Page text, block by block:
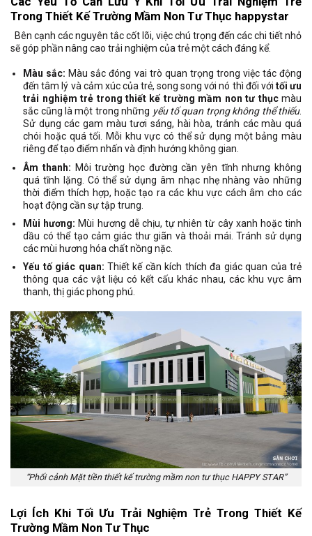
Trong Thiết Kế Trường Mầm Non Tư Thục happystar
Bên cạnh các nguyên tắc cốt lõi, việc chú trọng đến các chi tiết nhỏ
sẽ góp phần nâng cao trải nghiệm của trẻ một cách đáng kể.
Màu sắc: Màu sắc đóng vai trò quan trọng trong việc tác động
đến tâm lý và cảm xúc của trẻ, song song với nó thì đối với tối ưu
trải nghiệm trẻ trong thiết kế trường mầm non tư thụcmàu
sắc cũng là một trong những yếu tố quan trọng không thể thiếu.
Sử dụng các gam màu tươi sáng, hài hòa, tránh các màu quá
chói hoặc quá tối. Mỗi khu vực có thể sử dụng một bảng màu
riêng để tạo điểm nhấn và định hướng không gian.
Âm thanh: Môi trường học đường cần yên tĩnh nhưng không
quá tĩnh lặng. Có thể sử dụng âm nhạc nhẹ nhàng vào những
thời điểm thích hợp, hoặc tạo ra các khu vực cách âm cho các
hoạt động cần sự tập trung.
Mùi hương: Mùi hương dễ chịu, tự nhiên từ cây xanh hoặc tinh
dầu có thể tạo cảm giác thư giãn và thoải mái. Tránh sử dụng
các mùi hương hóa chất nồng nặc.
Yếu tố giác quan: Thiết kế cần kích thích đa giác quan của trẻ
thông qua các vật liệu có kết cấu khác nhau, các khu vực âm
thanh, thị giác phong phú.
“Phối cảnh Mặt tiền thiết kế trường mầm non tư thục HAPPY STAR”
Lợi Ích Khi Tối Ưu Trải Nghiệm Trẻ Trong Thiết Kế
Trường Mầm Non Tư Thục